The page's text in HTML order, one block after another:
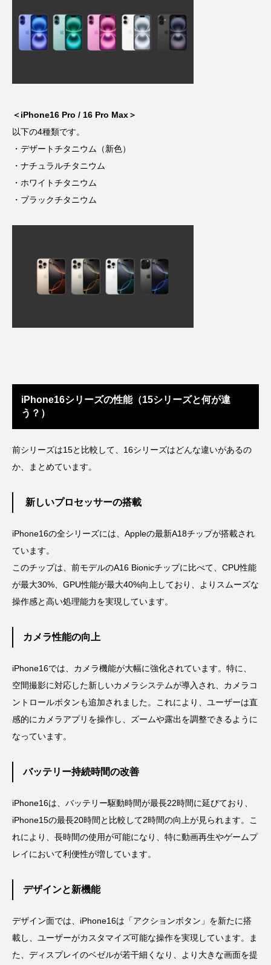
＜iPhone16 Pro / 16 Pro Max＞
以下の4種類です。
・デザートチタニウム（新色）
・ナチュラルチタニウム
・ホワイトチタニウム
・ブラックチタニウム
iPhone16シリーズの性能（15シリーズと何が違
う？）
前シリーズは15と比較して、16シリーズはどんな違いがあるの
か、まとめています。
新しいプロセッサーの搭載
iPhone16の全シリーズには、Appleの最新A18チップが搭載され
ています。
このチップは、前モデルのA16 Bionicチップに比べて、CPU性能
が最大30%、GPU性能が最大40%向上しており、よりスムーズな
操作感と高い処理能力を実現しています。
カメラ性能の向上
iPhone16では、カメラ機能が大幅に強化されています。特に、
空間撮影に対応した新しいカメラシステムが導入され、カメラコ
ントロールボタンも追加されました。これにより、ユーザーは直
感的にカメラアプリを操作し、ズームや露出を調整できるように
なっています。
バッテリー持続時間の改善
iPhone16は、バッテリー駆動時間が最長22時間に延びており、
iPhone15の最長20時間と比較して2時間の向上が見られます。こ
れにより、長時間の使用が可能になり、特に動画再生やゲームプ
レイにおいて利便性が増しています。
デザインと新機能
デザイン面では、iPhone16は「アクションボタン」を新たに搭
載し、ユーザーがカスタマイズ可能な操作を実現しています。ま
た、ディスプレイのベゼルが若干細くなり、より大きな画面を提